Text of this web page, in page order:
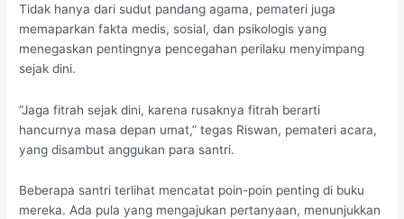
Tidak hanya dari sudut pandang agama, pemateri juga
memaparkan fakta medis, sosial, dan psikologis yang
menegaskan pentingnya pencegahan perilaku menyimpang
sejak dini.
”Jaga fitrah sejak dini, karena rusaknya fitrah berarti
hancurnya masa depan umat,” tegas Riswan, pemateri acara,
yang disambut anggukan para santri.
Beberapa santri terlihat mencatat poin-poin penting di buku
mereka. Ada pula yang mengajukan pertanyaan, menunjukkan